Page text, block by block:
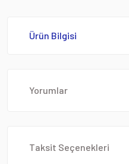
Ürün Bilgisi
Yorumlar
Taksit Seçenekleri